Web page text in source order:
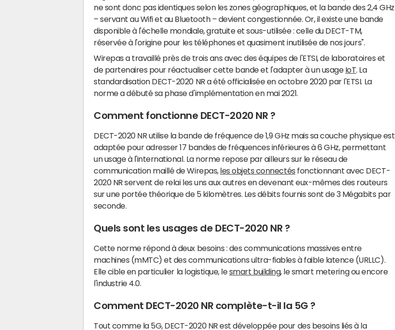
ne sont donc pas identiques selon les zones géographiques, et la bande des 2,4 GHz
– servant au Wifi et au Bluetooth – devient congestionnée. Or, il existe une bande
disponible à l'échelle mondiale, gratuite et sous-utilisée : celle du DECT-TM,
réservée à l'origine pour les téléphones et quasiment inutilisée de nos jours".
Wirepas a travaillé près de trois ans avec des équipes de l'ETSI, de laboratoires et
de partenaires pour réactualiser cette bande et l'adapter à un usage IoT . La
standardisation DECT-2020 NR a été officialisée en octobre 2020 par l'ETSI. La
norme a débuté sa phase d'implémentation en mai 2021.
Comment fonctionne DECT-2020 NR ?
DECT-2020 NR utilise la bande de fréquence de 1,9 GHz mais sa couche physique est
adaptée pour adresser 17 bandes de fréquences inférieures à 6 GHz, permettant
un usage à l'international. La norme repose par ailleurs sur le réseau de
communication maillé de Wirepas, les objets connectés fonctionnant avec DECT-
2020 NR servent de relai les uns aux autres en devenant eux-mêmes des routeurs
sur une portée théorique de 5 kilomètres. Les débits fournis sont de 3 Mégabits par
seconde.
Quels sont les usages de DECT-2020 NR ?
Cette norme répond à deux besoins : des communications massives entre
machines (mMTC) et des communications ultra-fiables à faible latence (URLLC).
Elle cible en particulier la logistique, lesmart building, le smart metering ou encore
l'industrie 4.0.
Comment DECT-2020 NR complète-t-il la 5G ?
Tout comme la 5G, DECT-2020 NR est développée pour des besoins liés à la